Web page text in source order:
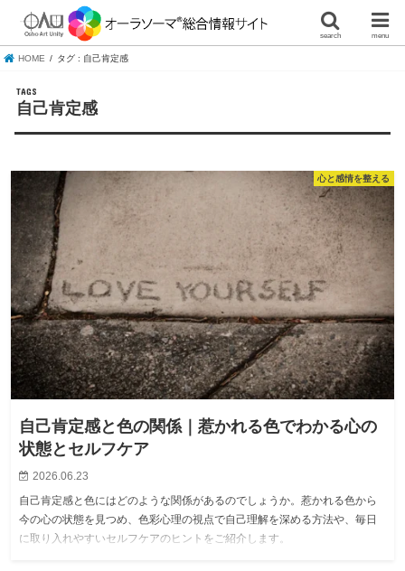
search menu
HOME タグ : 自己肯定感
自己肯定感
心と感情を整える
自己肯定感と色の関係｜惹かれる色でわかる心の
状態とセルフケア
2026.06.23
自己肯定感と色にはどのような関係があるのでしょうか。惹かれる色から
今の心の状態を見つめ、色彩心理の視点で自己理解を深める方法や、毎日
に取り入れやすいセルフケアのヒントをご紹介します。